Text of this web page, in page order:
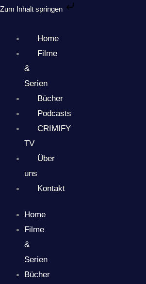
Zum Inhalt springen
Zum
Home
Filme
&
Serien
Bücher
Podcasts
CRIMIFY
TV
Über
uns
Kontakt
Home
Filme
&
Serien
Bücher